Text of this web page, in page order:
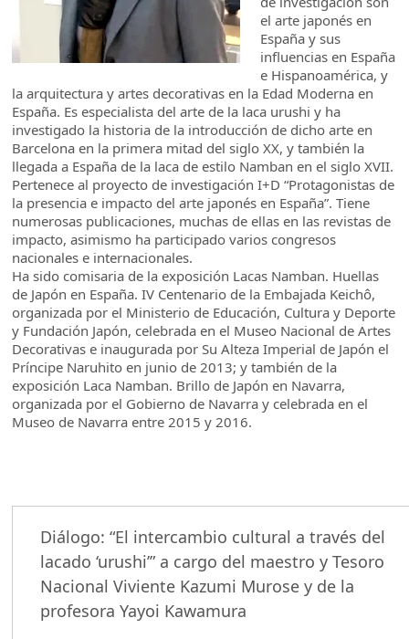
el arte japonés en
España y sus
influencias en España
e Hispanoamérica, y
la arquitectura y artes decorativas en la Edad Moderna en
España. Es especialista del arte de la laca urushi y ha
investigado la historia de la introducción de dicho arte en
Barcelona en la primera mitad del siglo XX, y también la
llegada a España de la laca de estilo Namban en el siglo XVII.
Pertenece al proyecto de investigación I+D “Protagonistas de
la presencia e impacto del arte japonés en España”. Tiene
numerosas publicaciones, muchas de ellas en las revistas de
impacto, asimismo ha participado varios congresos
nacionales e internacionales.
Ha sido comisaria de la exposición Lacas Namban. Huellas
de Japón en España. IV Centenario de la Embajada Keichô,
organizada por el Ministerio de Educación, Cultura y Deporte
y Fundación Japón, celebrada en el Museo Nacional de Artes
Decorativas e inaugurada por Su Alteza Imperial de Japón el
Príncipe Naruhito en junio de 2013; y también de la
exposición Laca Namban. Brillo de Japón en Navarra,
organizada por el Gobierno de Navarra y celebrada en el
Museo de Navarra entre 2015 y 2016.
Diálogo: “El intercambio cultural a través del
lacado ‘urushi’” a cargo del maestro y Tesoro
Nacional Viviente Kazumi Murose y de la
profesora Yayoi Kawamura